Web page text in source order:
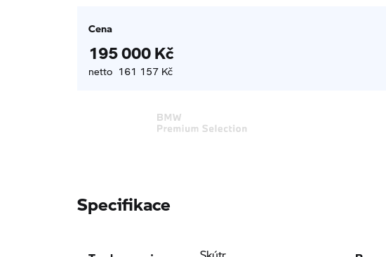
Cena
195 000 Kč
netto 161 157 Kč
Specifikace